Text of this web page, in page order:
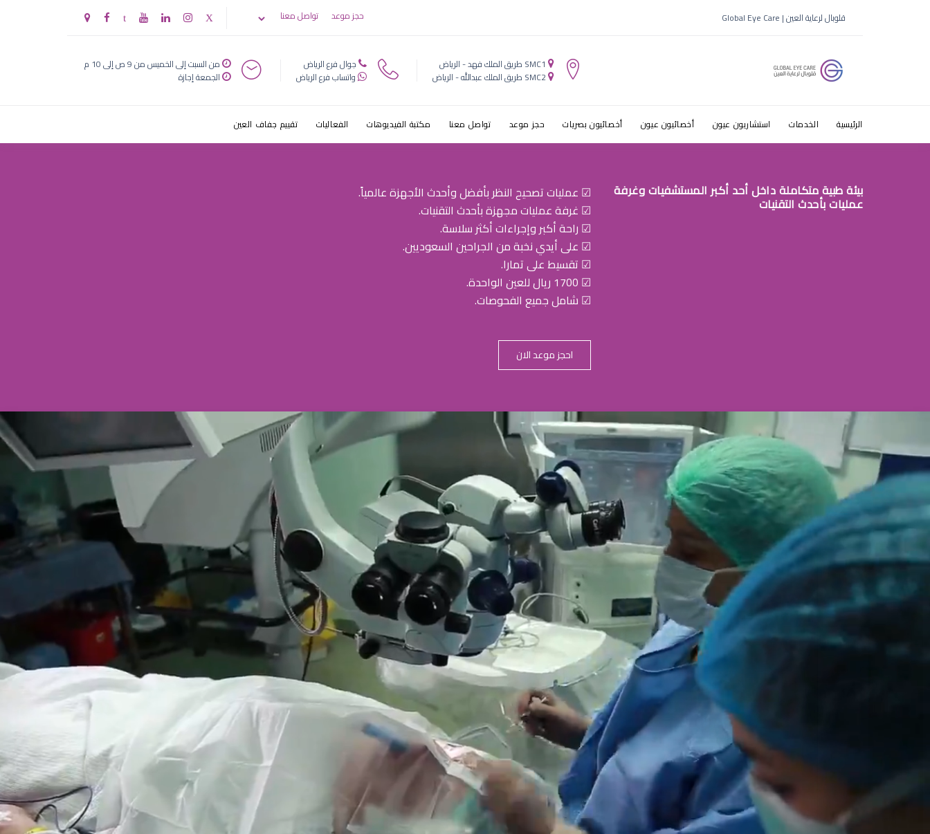
افضل طبيب عيون بابها
قلوبال لرعاية العين | Global Eye Care حجز موعد تواصل معنا
SMC1 طريق الملك فهد - الرياض
SMC2 طريق الملك عبدالله - الرياض
جوال فرع الرياض
واتساب فرع الرياض
من السبت إلى الخميس من 9 ص إلى 10 م
الجمعة إجازة
الرئيسية الخدمات استشاريون عيون أخصائيون عيون أخصائيون بصريات حجز موعد تواصل معنا مكتبة الفيديوهات الفعاليات تقييم جفاف العين
بيئة طبية متكاملة داخل أحد أكبر المستشفيات وغرفة
عمليات بأحدث التقنيات
☑ عمليات تصحيح النظر بأفضل وأحدث الأجهزة عالمياً.
☑ غرفة عمليات مجهزة بأحدث التقنيات.
☑ راحة أكبر وإجراءات أكثر سلاسة.
☑ على أيدي نخبة من الجراحين السعوديين.
☑ تقسيط على تمارا.
☑ 1700 ريال للعين الواحدة.
☑ شامل جميع الفحوصات.
احجز موعد الان